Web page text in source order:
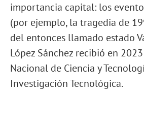
importancia capital: los
(por ejemplo, la tragedia de
del entonces llamado estado
López Sánchez recibió en
Nacional de Ciencia y
Investigación Tecnológica.